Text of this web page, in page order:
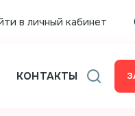
в личный кабинет
КОНТАКТЫ